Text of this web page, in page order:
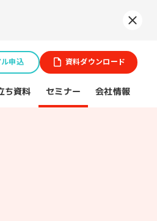
ル申込 資料ダウンロード
ち資料 セミナー 会社情報